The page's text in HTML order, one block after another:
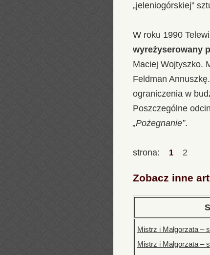
„jeleniogórskiej”
W roku 1990
wyreżyserowany
Maciej Wojtyszko.
Feldman
ograniczenia w
Poszczególne
„Pożegnanie”.
strona: 1 2
Zobacz inne
Mistrz i Małgorzata –
Mistrz i Małgorzata –